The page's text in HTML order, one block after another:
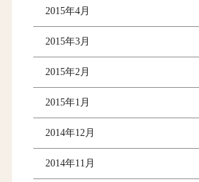
2015年4月
2015年3月
2015年2月
2015年1月
2014年12月
2014年11月